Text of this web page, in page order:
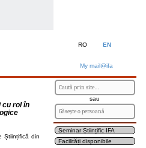
RO EN
My mail@ifa
sau
Seminar Științific IFA
Facilități disponibile
cu rol în
Științifică din